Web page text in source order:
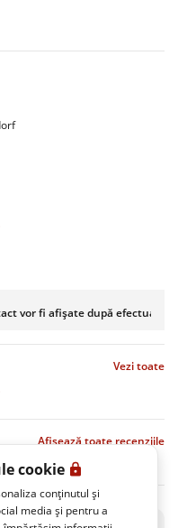
cookie
conținutul și
media și pentru a
vor fi afișate după efectuarea
Vezi toate
Afișează toate recenziile